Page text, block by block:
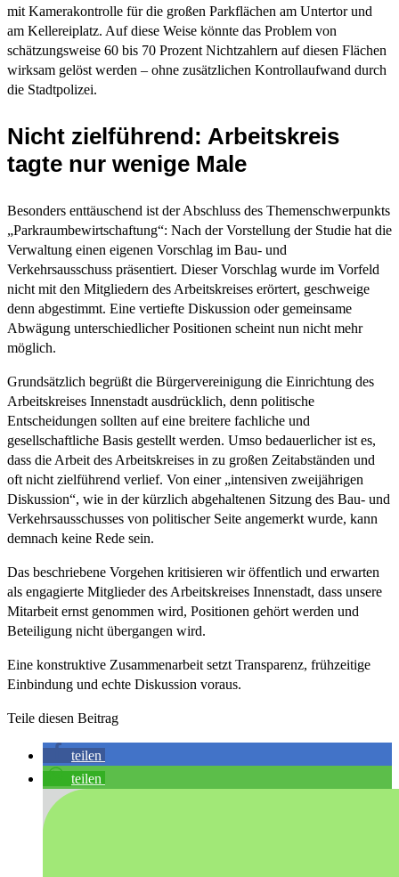
mit Kamerakontrolle für die großen Parkflächen am Untertor und
am Kellereiplatz. Auf diese Weise könnte das Problem von
schätzungsweise 60 bis 70 Prozent Nichtzahlern auf diesen Flächen
wirksam gelöst werden – ohne zusätzlichen Kontrollaufwand durch
die Stadtpolizei.
Nicht zielführend: Arbeitskreis
tagte nur wenige Male
Besonders enttäuschend ist der Abschluss des Themenschwerpunkts
„Parkraumbewirtschaftung“: Nach der Vorstellung der Studie hat die
Verwaltung einen eigenen Vorschlag im Bau- und
Verkehrsausschuss präsentiert. Dieser Vorschlag wurde im Vorfeld
nicht mit den Mitgliedern des Arbeitskreises erörtert, geschweige
denn abgestimmt. Eine vertiefte Diskussion oder gemeinsame
Abwägung unterschiedlicher Positionen scheint nun nicht mehr
möglich.
Grundsätzlich begrüßt die Bürgervereinigung die Einrichtung des
Arbeitskreises Innenstadt ausdrücklich, denn politische
Entscheidungen sollten auf eine breitere fachliche und
gesellschaftliche Basis gestellt werden. Umso bedauerlicher ist es,
dass die Arbeit des Arbeitskreises in zu großen Zeitabständen und
oft nicht zielführend verlief. Von einer „intensiven zweijährigen
Diskussion“, wie in der kürzlich abgehaltenen Sitzung des Bau- und
Verkehrsausschusses von politischer Seite angemerkt wurde, kann
demnach keine Rede sein.
Das beschriebene Vorgehen kritisieren wir öffentlich und erwarten
als engagierte Mitglieder des Arbeitskreises Innenstadt, dass unsere
Mitarbeit ernst genommen wird, Positionen gehört werden und
Beteiligung nicht übergangen wird.
Eine konstruktive Zusammenarbeit setzt Transparenz, frühzeitige
Einbindung und echte Diskussion voraus.
Teile diesen Beitrag
teilen
teilen